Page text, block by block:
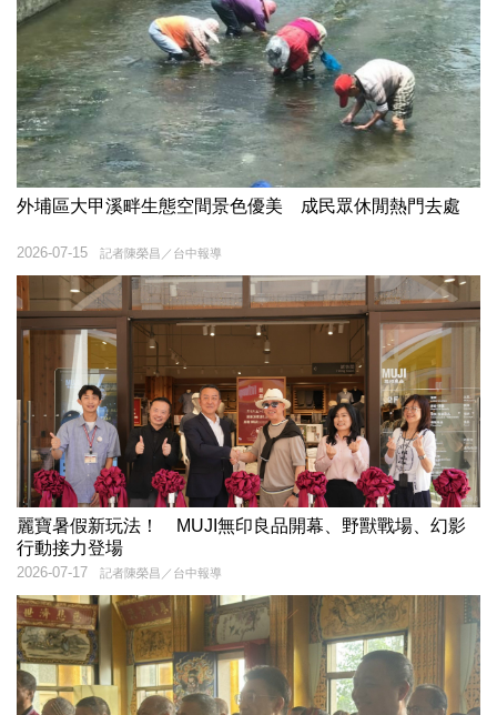
外埔區大甲溪畔生態空間景色優美 成民眾休閒熱門去處
記者陳榮昌／台中報導
2026-07-15
麗寶暑假新玩法！ MUJI無印良品開幕、野獸戰場、幻影
行動接力登場
記者陳榮昌／台中報導
2026-07-17